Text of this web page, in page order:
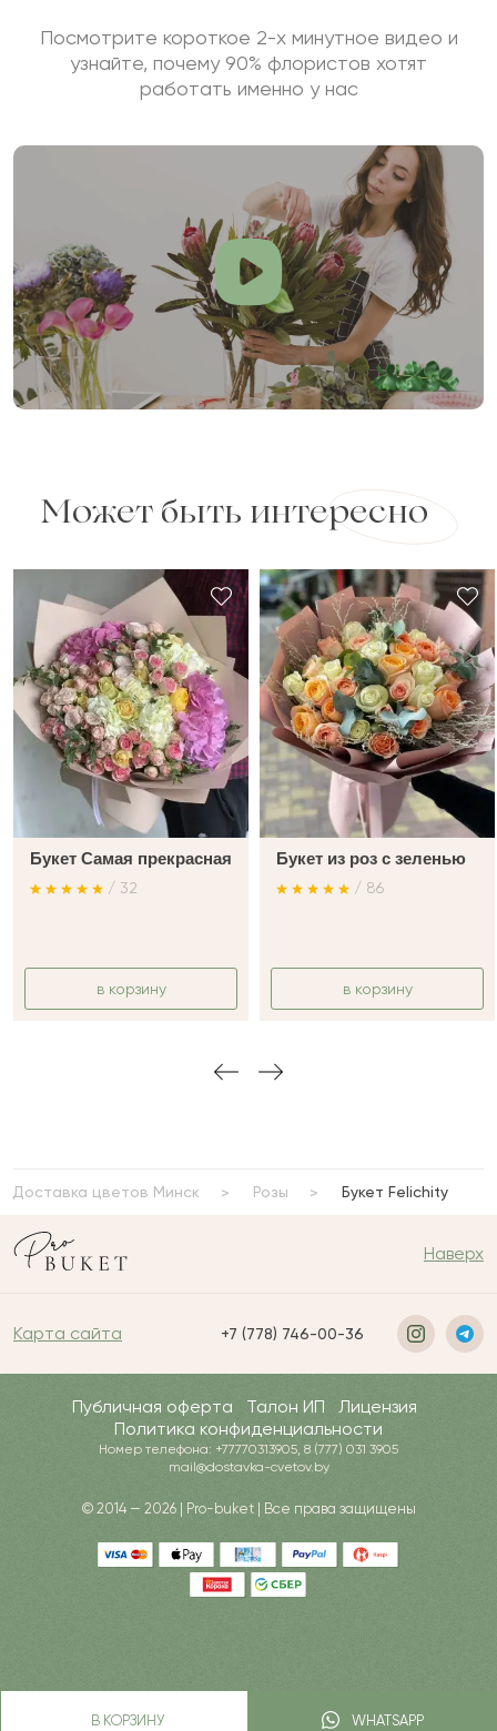
В КОРЗИНУ WHATSAPP
Посмотрите короткое 2-х минутное видео и
узнайте, почему 90% флористов хотят
работать именно у нас
Может быть интересно
Букет Самая прекрасная
/ 32
в корзину
Букет из роз с зеленью
/ 86
в корзину
Доставка цветов Минск Розы Букет Felichity
Наверх
Карта сайта +7 (778) 746-00-36
Публичная оферта Талон ИП
Лицензия
Политика конфиденциальности
Номер телефона: +77770313905, 8 (777) 031 3905
mail@dostavka-cvetov.by
© 2014 — 2026 | Pro-buket | Все права защищены